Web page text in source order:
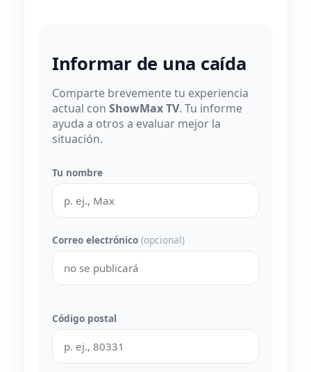
Informar de una caída
Comparte brevemente tu experiencia
actual con ShowMax TV. Tu informe
ayuda a otros a evaluar mejor la
situación.
Tu nombre
Correo electrónico (opcional)
Código postal